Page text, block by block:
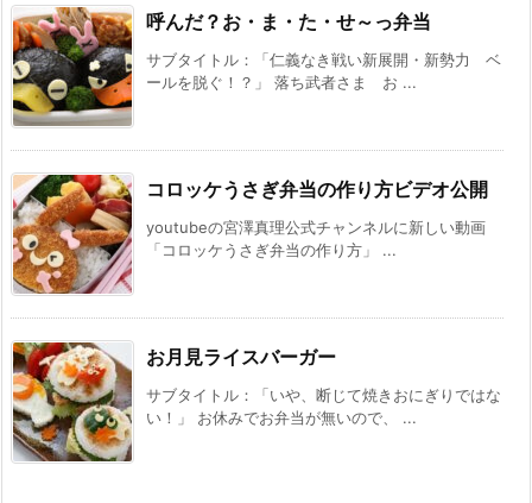
呼んだ？お・ま・た・せ～っ弁当
サブタイトル：「仁義なき戦い新展開・新勢力 ベ
ールを脱ぐ！？」 落ち武者さま お ...
コロッケうさぎ弁当の作り方ビデオ公開
youtubeの宮澤真理公式チャンネルに新しい動画
「コロッケうさぎ弁当の作り方」 ...
お月見ライスバーガー
サブタイトル：「いや、断じて焼きおにぎりではな
い！」 お休みでお弁当が無いので、 ...